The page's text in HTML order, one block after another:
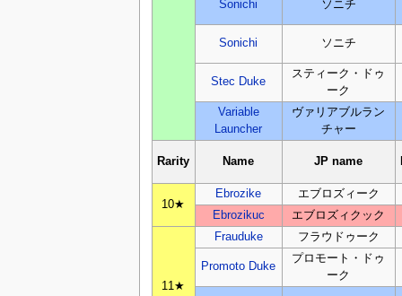
Sonichi ソニチ
Sonichi ソニチ
Stec Duke
スティーク・ドゥ
ーク
Variable
Launcher
ヴァリアブルラン
チャー
Rarity Name JP name
10★
Ebrozike
エブロズィーク
Ebrozikuc
エブロズィクック
11★
Frauduke フラウドゥーク
Promoto Duke
プロモート・ドゥ
ーク